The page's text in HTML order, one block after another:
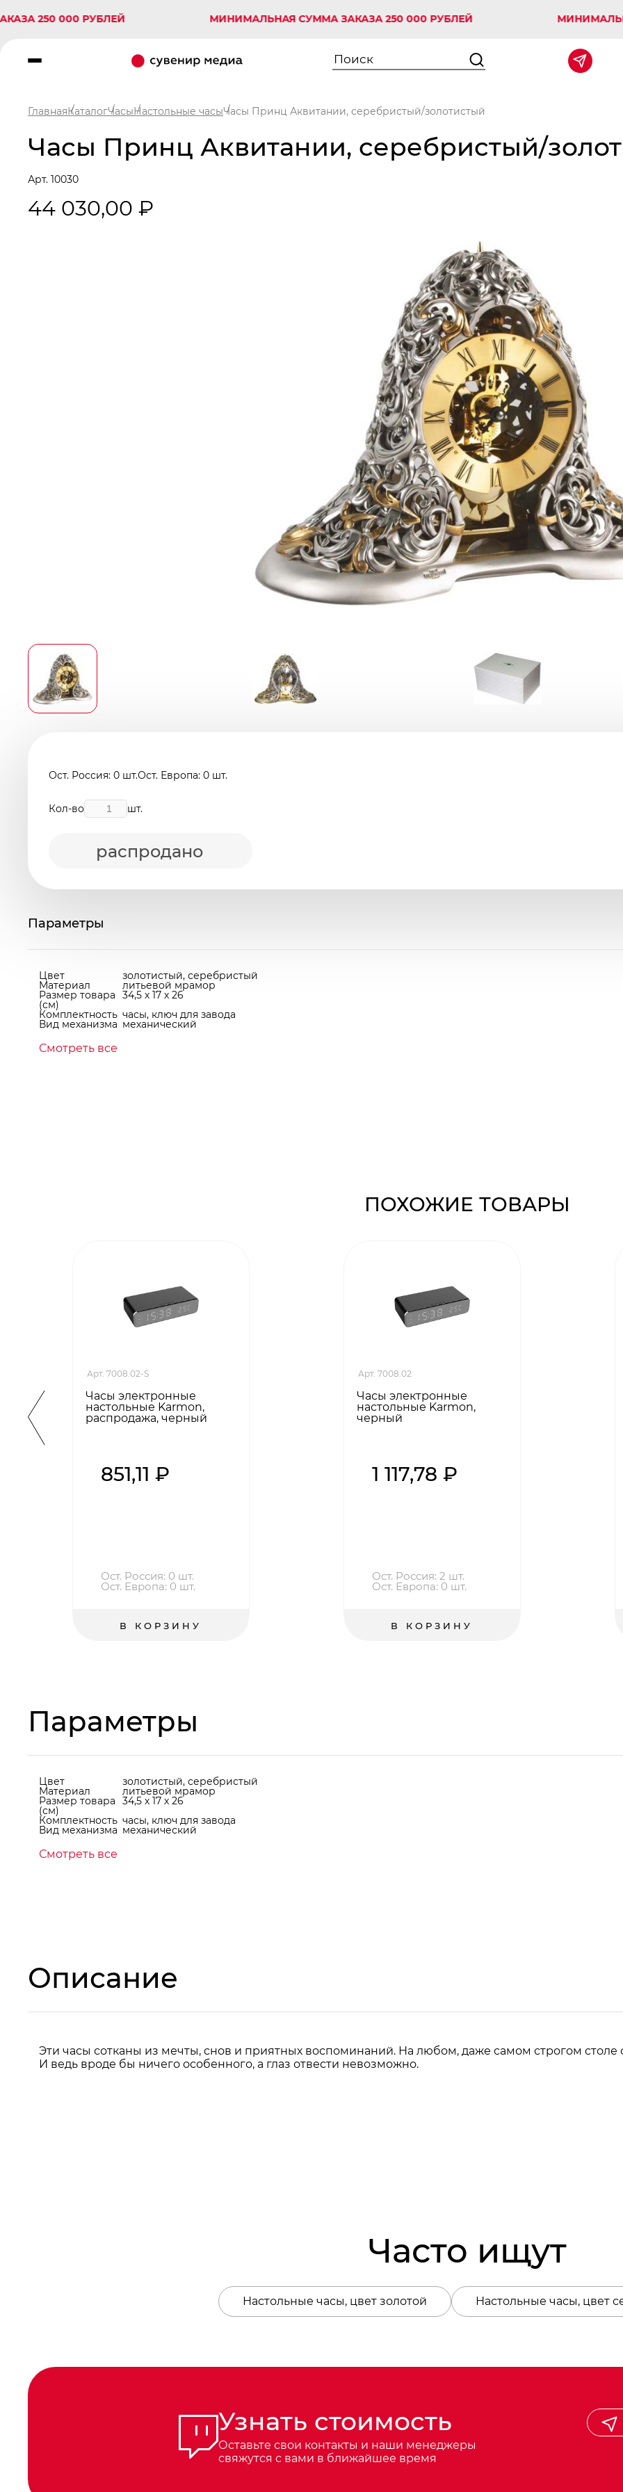
000 РУБЛЕЙ МИНИМАЛЬНАЯ СУММА ЗАКАЗА 250 000 РУБЛЕЙ МИНИМАЛЬНАЯ
ГлавнаяКаталогЧасыНастольные часыЧасы Принц Аквитании, серебристый/золотистый
Часы Принц Аквитании, серебристый/
Арт. 10030
44 030,00 ₽
Ост. Россия: 0 шт.Ост. Европа: 0 шт.
Кол-во шт.
распродано
Параметры
Цвет золотистый, серебристый
Материал литьевой мрамор
Размер товара
(см)
34,5 х 17 х 26
Комплектность часы, ключ для завода
Вид механизма механический
Смотреть все
ПОХОЖИЕ ТОВАРЫ
Арт. 7008.02-S
Часы электронные
настольные Karmon,
распродажа, черный
851,11 ₽
Ост. Россия: 0 шт.
Ост. Европа: 0 шт.
В КОРЗИНУ
Арт. 7008.02
Часы электронные
настольные Karmon,
черный
1 117,78 ₽
Ост. Россия: 2 шт.
Ост. Европа: 0 шт.
В КОРЗИНУ
Параметры
Цвет золотистый, серебристый
Материал литьевой мрамор
Размер товара
(см)
34,5 х 17 х 26
Комплектность часы, ключ для завода
Вид механизма механический
Смотреть все
Описание
Эти часы сотканы из мечты, снов и приятных воспоминаний. На любом, даже самом строгом столе
И ведь вроде бы ничего особенного, а глаз отвести невозможно.
Часто ищут
Настольные часы, цвет золотой Настольные часы, цвет
Узнать стоимость
Оставьте свои контакты и наши менеджеры
свяжутся с вами в ближайшее время